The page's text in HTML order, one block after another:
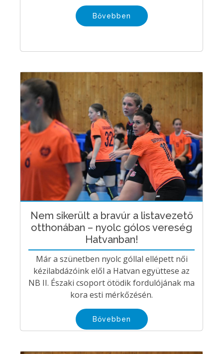
Bővebben
Nem sikerült a bravúr a listavezető
otthonában – nyolc gólos vereség
Hatvanban!
Már a szünetben nyolc góllal ellépett női
kézilabdázóink elől a Hatvan együttese az
NB II. Északi csoport ötödik fordulójának ma
kora esti mérkőzésén.
Bővebben